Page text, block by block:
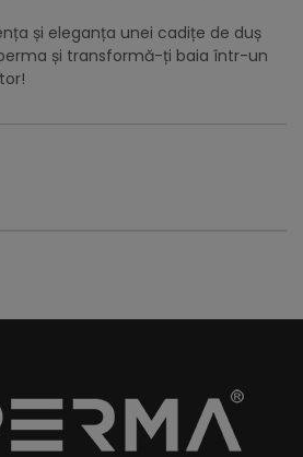
și eleganța unei cadițe de duș
și transformă-ți baia într-un